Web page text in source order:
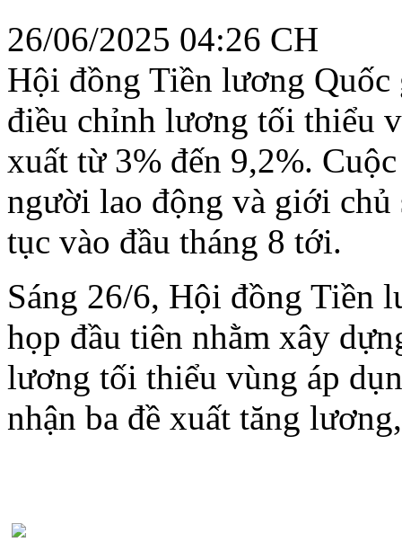
26/06/2025 04:26 CH
Hội đồng Tiền lương Quốc
điều chỉnh lương tối thiểu
xuất từ 3% đến 9,2%.
người lao động và giới chủ
tục vào đầu tháng 8 tới.
Sáng 26/6, Hội đồng Tiền
họp đầu tiên nhằm xây
lương tối thiểu vùng áp
nhận ba đề xuất tăng